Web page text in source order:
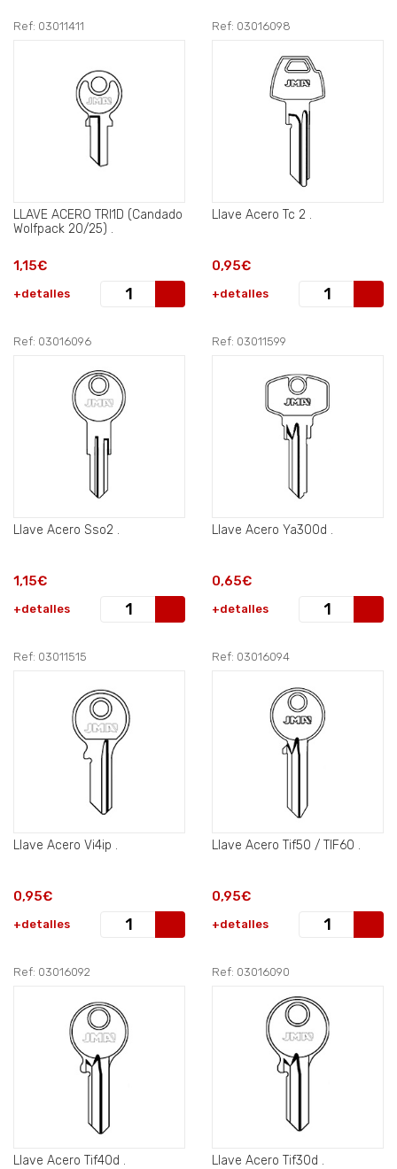
Ref: 03011411
LLAVE ACERO TRI1D (Candado
Wolfpack 20/25) .
1,15€
+detalles
Ref: 03016098
Llave Acero Tc 2 .
0,95€
+detalles
Ref: 03016096
Llave Acero Sso2 .
1,15€
+detalles
Ref: 03011599
Llave Acero Ya300d .
0,65€
+detalles
Ref: 03011515
Llave Acero Vi4ip .
0,95€
+detalles
Ref: 03016094
Llave Acero Tif50 / TIF60 .
0,95€
+detalles
Ref: 03016092
Llave Acero Tif40d .
Ref: 03016090
Llave Acero Tif30d .